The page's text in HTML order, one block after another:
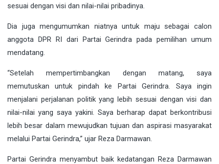
sesuai dengan visi dan nilai-nilai pribadinya.
Dia juga mengumumkan niatnya untuk maju sebagai calon
anggota DPR RI dari Partai Gerindra pada pemilihan umum
mendatang.
“Setelah mempertimbangkan dengan matang, saya
memutuskan untuk pindah ke Partai Gerindra. Saya ingin
menjalani perjalanan politik yang lebih sesuai dengan visi dan
nilai-nilai yang saya yakini. Saya berharap dapat berkontribusi
lebih besar dalam mewujudkan tujuan dan aspirasi masyarakat
melalui Partai Gerindra,” ujar Reza Darmawan.
Partai Gerindra menyambut baik kedatangan Reza Darmawan